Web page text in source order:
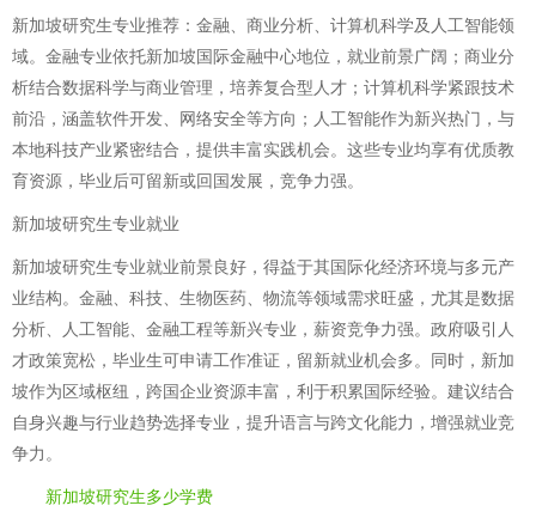
新加坡研究生专业推荐：金融、商业分析、计算机科学及人工智能领
域。金融专业依托新加坡国际金融中心地位，就业前景广阔；商业分
析结合数据科学与商业管理，培养复合型人才；计算机科学紧跟技术
前沿，涵盖软件开发、网络安全等方向；人工智能作为新兴热门，与
本地科技产业紧密结合，提供丰富实践机会。这些专业均享有优质教
育资源，毕业后可留新或回国发展，竞争力强。
新加坡研究生专业就业
新加坡研究生专业就业前景良好，得益于其国际化经济环境与多元产
业结构。金融、科技、生物医药、物流等领域需求旺盛，尤其是数据
分析、人工智能、金融工程等新兴专业，薪资竞争力强。政府吸引人
才政策宽松，毕业生可申请工作准证，留新就业机会多。同时，新加
坡作为区域枢纽，跨国企业资源丰富，利于积累国际经验。建议结合
自身兴趣与行业趋势选择专业，提升语言与跨文化能力，增强就业竞
争力。
新加坡研究生多少学费